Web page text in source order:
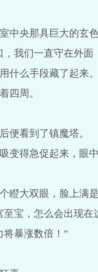
中央那具巨大的玄
我们一直守在外面
什么手段藏了起来
四周。
便看到了镇魔塔。
变得急促起来，眼
瞪大双眼，脸上满是
宝，怎么会出现在
将暴涨数倍！”